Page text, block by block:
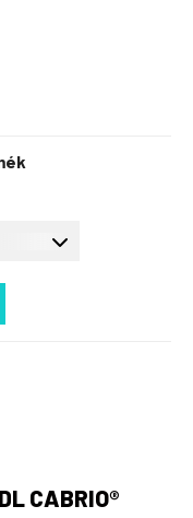
CABRIO®